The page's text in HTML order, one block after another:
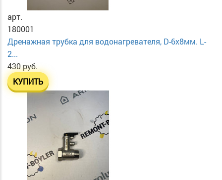
арт.
180001
Дренажная трубка для водонагревателя, D-6х8мм. L-
2...
430 руб.
КУПИТЬ